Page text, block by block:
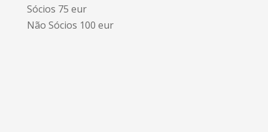
Sócios 75 eur
Não Sócios 100 eur